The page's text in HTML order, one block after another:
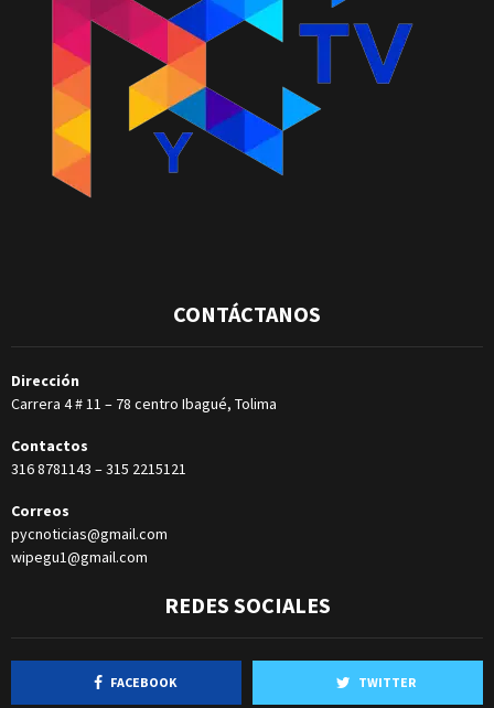
CONTÁCTANOS
Dirección
Carrera 4 # 11 – 78 centro Ibagué, Tolima
Contactos
316 8781143 –315 2215121
Correos
pycnoticias@gmail.com
wipegu1@gmail.com
REDES SOCIALES
FACEBOOK TWITTER